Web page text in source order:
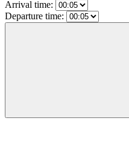
Arrival time:
Departure time: